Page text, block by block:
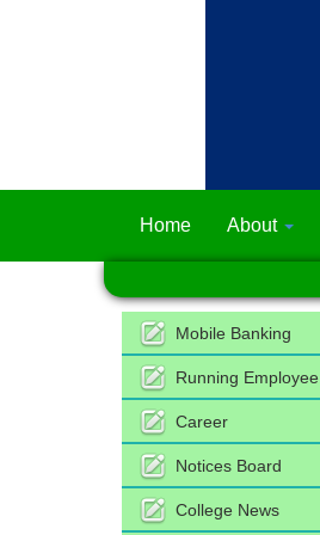
Home About
Mobile Banking
Running Employee
Career
Notices Board
College News